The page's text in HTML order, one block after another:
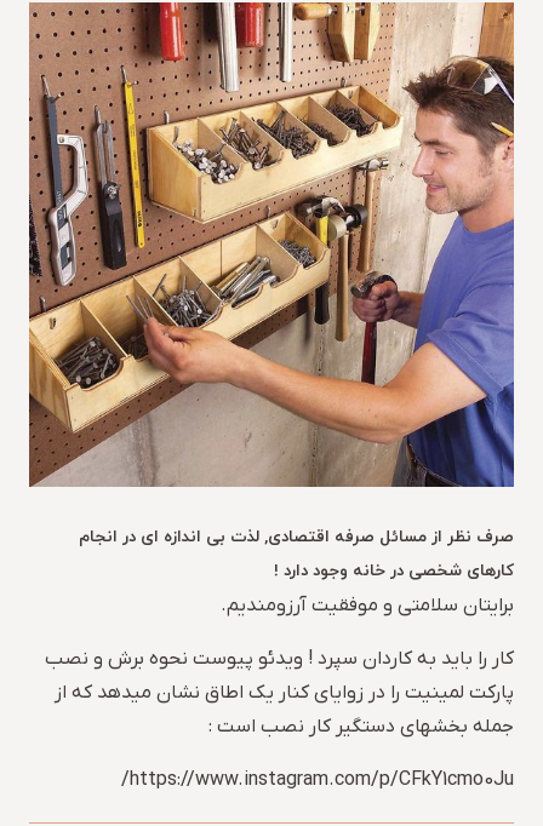
صرف نظر از مسائل صرفه اقتصادی, لذت بی اندازه ای در انجام
کارهای شخصی در خانه وجود دارد !
برایتان سلامتی و موفقیت آرزومندیم.
کار را باید به کاردان سپرد ! ویدئو پیوست نحوه برش و نصب
پارکت لمینیت را در زوایای کنار یک اطاق نشان میدهد که از
جمله بخشهای دستگیر کار نصب است :
https://www.instagram.com/p/CFkY1cmo0Ju/